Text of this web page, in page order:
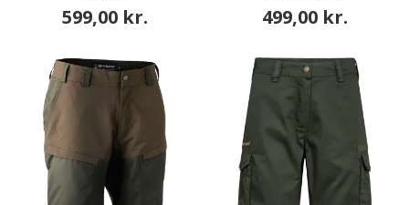
599,00 kr. 499,00 kr.